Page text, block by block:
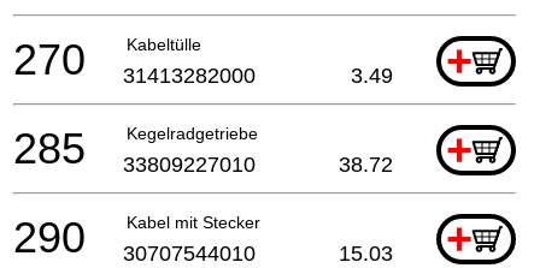
Kabeltülle +
270 31413282000 3.49
Kegelradgetriebe +
285 33809227010 38.72
Kabel mit Stecker +
290 30707544010 15.03